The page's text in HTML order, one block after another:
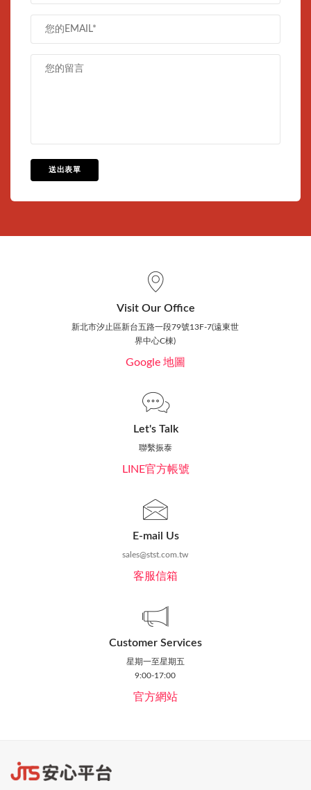
送出表單
Visit Our Office
新北市汐止區新台五路一段79號13F-7(遠東世
界中心C棟)
Google 地圖
Let's Talk
聯繫振泰
LINE官方帳號
E-mail Us
sales@stst.com.tw
客服信箱
Customer Services
星期一至星期五
9:00-17:00
官方網站